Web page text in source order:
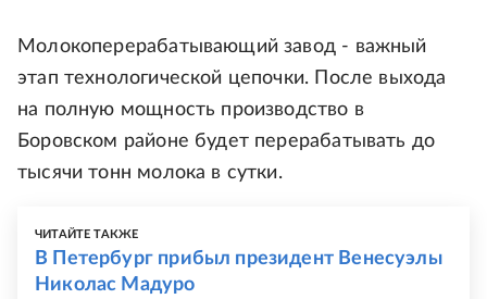
Молокоперерабатывающий завод - важный
этап технологической цепочки. После выхода
на полную мощность производство в
Боровском районе будет перерабатывать до
тысячи тонн молока в сутки.
ЧИТАЙТЕ ТАКЖЕ
В Петербург прибыл президент Венесуэлы
Николас Мадуро